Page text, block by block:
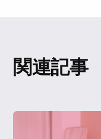
関連記事